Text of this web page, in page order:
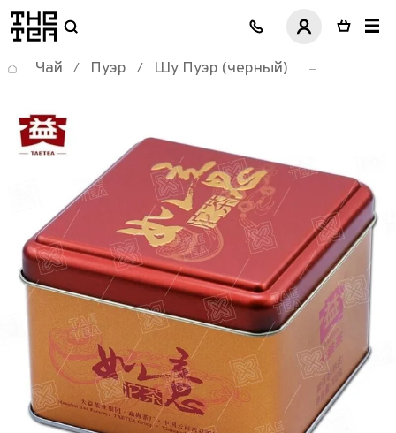
логотип
Чай / Пуэр / Шу Пуэр (черный)